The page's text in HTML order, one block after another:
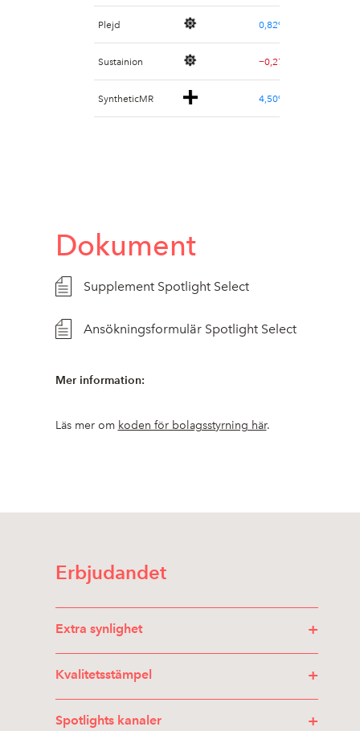
Plejd
Sustainion
SyntheticMR
0,82%
−0,27%
4,50%
Dokument
Supplement Spotlight Select
Ansökningsformulär Spotlight Select
Mer information:
Läs mer om koden för bolagsstyrning här.
Erbjudandet
Extra synlighet +
Kvalitetsstämpel +
Spotlights kanaler +